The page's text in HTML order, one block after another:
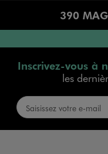
390
Inscrivez-vous à
les